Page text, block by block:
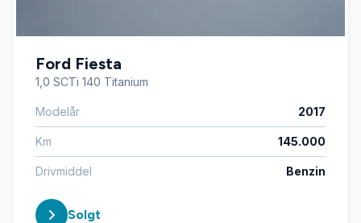
Ford Fiesta
1,0 SCTi 140 Titanium
Modelår 2017
Km 145.000
Drivmiddel Benzin
Solgt